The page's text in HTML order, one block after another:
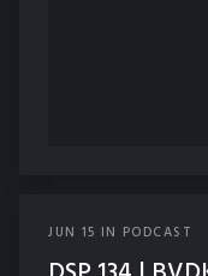
JUN 15 IN PODCAST